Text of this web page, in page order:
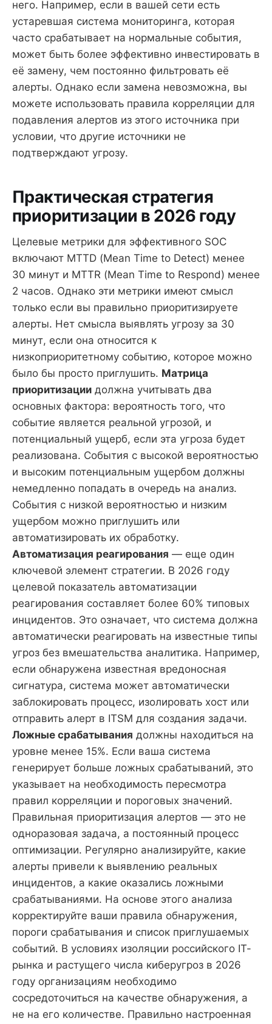
него. Например, если в вашей сети есть
устаревшая система мониторинга, которая
часто срабатывает на нормальные события,
может быть более эффективно инвестировать в
её замену, чем постоянно фильтровать её
алерты. Однако если замена невозможна, вы
можете использовать правила корреляции для
подавления алертов из этого источника при
условии, что другие источники не
подтверждают угрозу.
Практическая стратегия
приоритизации в 2026 году
Целевые метрики для эффективного SOC
включают MTTD (Mean Time to Detect) менее
30 минут и MTTR (Mean Time to Respond) менее
2 часов. Однако эти метрики имеют смысл
только если вы правильно приоритизируете
алерты. Нет смысла выявлять угрозу за 30
минут, если она относится к
низкоприоритетному событию, которое можно
было бы просто приглушить. Матрица
приоритизации должна учитывать два
основных фактора: вероятность того, что
событие является реальной угрозой, и
потенциальный ущерб, если эта угроза будет
реализована. События с высокой вероятностью
и высоким потенциальным ущербом должны
немедленно попадать в очередь на анализ.
События с низкой вероятностью и низким
ущербом можно приглушить или
автоматизировать их обработку.
Автоматизация реагирования — еще один
ключевой элемент стратегии. В 2026 году
целевой показатель автоматизации
реагирования составляет более 60% типовых
инцидентов. Это означает, что система должна
автоматически реагировать на известные типы
угроз без вмешательства аналитика. Например,
если обнаружена известная вредоносная
сигнатура, система может автоматически
заблокировать процесс, изолировать хост или
отправить алерт в ITSM для создания задачи.
Ложные срабатывания должны находиться на
уровне менее 15%. Если ваша система
генерирует больше ложных срабатываний, это
указывает на необходимость пересмотра
правил корреляции и пороговых значений.
Правильная приоритизация алертов — это не
одноразовая задача, а постоянный процесс
оптимизации. Регулярно анализируйте, какие
алерты привели к выявлению реальных
инцидентов, а какие оказались ложными
срабатываниями. На основе этого анализа
корректируйте ваши правила обнаружения,
пороги срабатывания и список приглушаемых
событий. В условиях изоляции российского IT-
рынка и растущего числа киберугроз в 2026
году организациям необходимо
сосредоточиться на качестве обнаружения, а
не на его количестве. Правильно настроенная